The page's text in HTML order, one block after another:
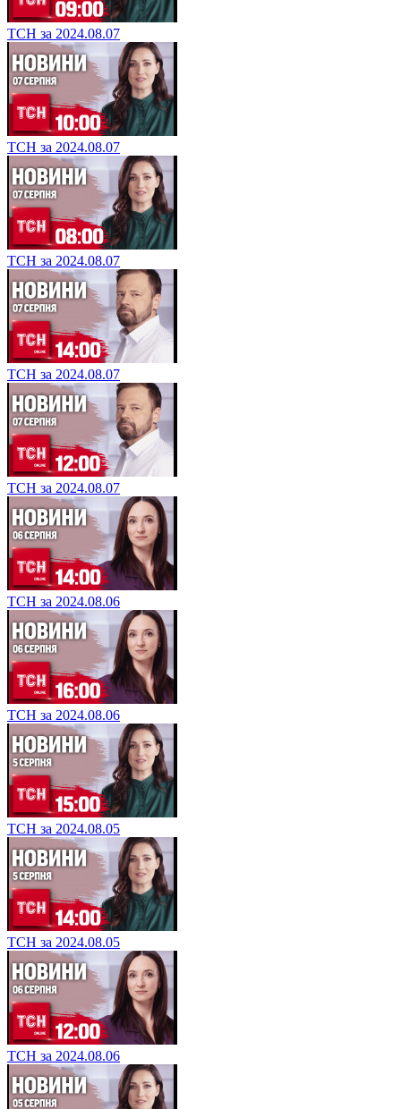
ТСН за 2024.08.07
ТСН за 2024.08.07
ТСН за 2024.08.07
ТСН за 2024.08.07
ТСН за 2024.08.07
ТСН за 2024.08.06
ТСН за 2024.08.06
ТСН за 2024.08.05
ТСН за 2024.08.05
ТСН за 2024.08.06